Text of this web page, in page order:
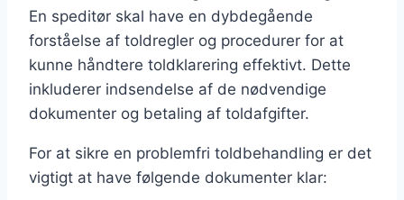
En speditør skal have en dybdegående
forståelse af toldregler og procedurer for at
kunne håndtere toldklarering effektivt. Dette
inkluderer indsendelse af de nødvendige
dokumenter og betaling af toldafgifter.
For at sikre en problemfri toldbehandling er det
vigtigt at have følgende dokumenter klar: